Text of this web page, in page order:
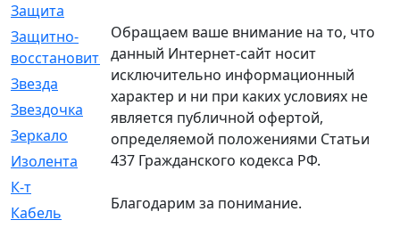
Защита
Защитно-
восстановительный
[4]
Звезда
[1]
Звездочка
[5]
Зеркало
[369]
Изолента
[1]
К-т
Кабель
[50]
Обращаем ваше внимание на то, что
данный Интернет-сайт носит
исключительно информационный
характер и ни при каких условиях не
является публичной офертой,
определяемой положениями Статьи
437 Гражданского кодекса РФ.
Благодарим за понимание.